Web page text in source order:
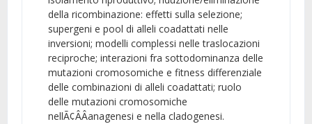
della ricombinazione: effetti sulla selezione;
supergeni e pool di alleli coadattati nelle
inversioni; modelli complessi nelle traslocazioni
reciproche; interazioni fra sottodominanza delle
mutazioni cromosomiche e fitness differenziale
delle combinazioni di alleli coadattati; ruolo
delle mutazioni cromosomiche
nellÃ¢ÂÂanagenesi e nella cladogenesi.